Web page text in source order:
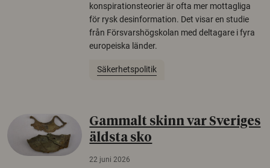
konspirationsteorier är ofta mer mottagliga
för rysk desinformation. Det visar en studie
från Försvarshögskolan med deltagare i fyra
europeiska länder.
Säkerhetspolitik
Gammalt skinn var Sveriges
äldsta sko
22 juni 2026